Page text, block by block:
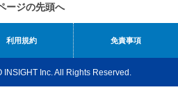
ージの先頭へ
利用規約 免責事項
Inc. All Rights Reserved.